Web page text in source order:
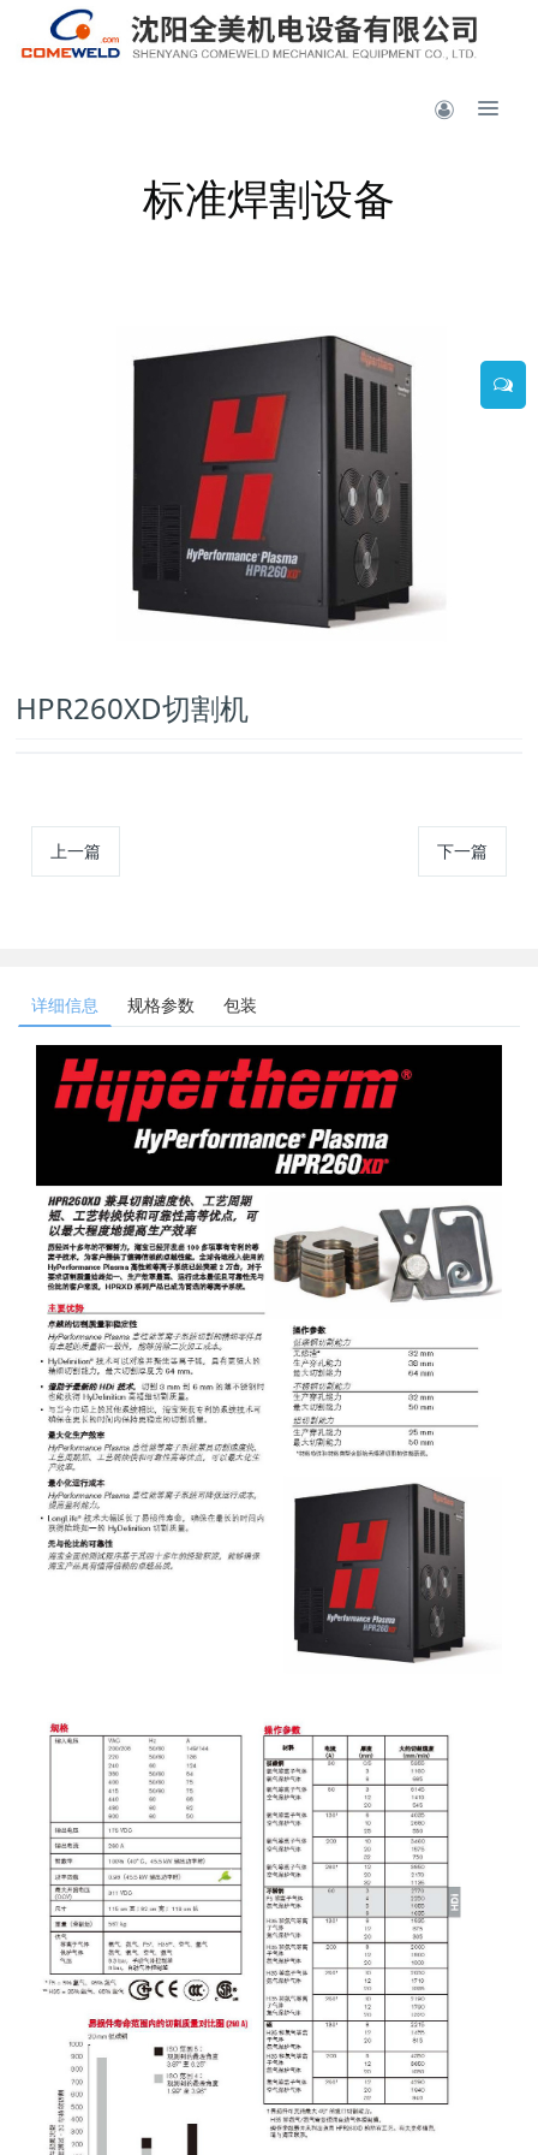
标准焊割设备
HPR260XD切割机
上一篇 下一篇
详细信息 规格参数 包装